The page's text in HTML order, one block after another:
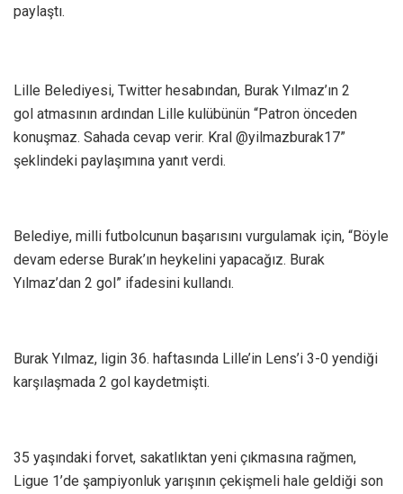
paylaştı.
Lille Belediyesi, Twitter hesabından, Burak Yılmaz’ın 2
gol atmasının ardından Lille kulübünün “Patron önceden
konuşmaz. Sahada cevap verir. Kral @yilmazburak17”
şeklindeki paylaşımına yanıt verdi.
Belediye, milli futbolcunun başarısını vurgulamak için, “Böyle
devam ederse Burak’ın heykelini yapacağız. Burak
Yılmaz’dan 2 gol” ifadesini kullandı.
Burak Yılmaz, ligin 36. haftasında Lille’in Lens’i 3-0 yendiği
karşılaşmada 2 gol kaydetmişti.
35 yaşındaki forvet, sakatlıktan yeni çıkmasına rağmen,
Ligue 1’de şampiyonluk yarışının çekişmeli hale geldiği son